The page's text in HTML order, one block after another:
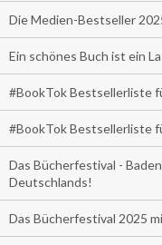
Die Medien-Bestseller
Ein schönes Buch ist ein
#BookTok Bestsellerliste
#BookTok Bestsellerliste
Das Bücherfestival -
Deutschlands!
Das Bücherfestival 2025